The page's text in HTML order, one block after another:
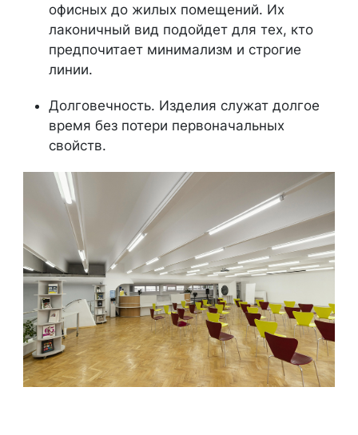
офисных до жилых помещений. Их
лаконичный вид подойдет для тех, кто
предпочитает минимализм и строгие
линии.
Долговечность. Изделия служат долгое
время без потери первоначальных
свойств.